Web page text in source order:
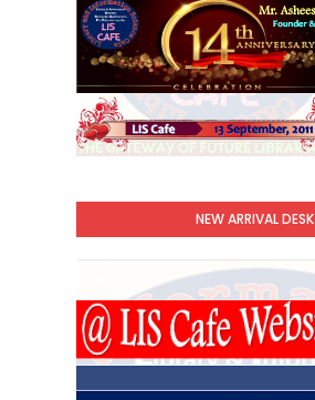
NEW ARRIVAL DESK